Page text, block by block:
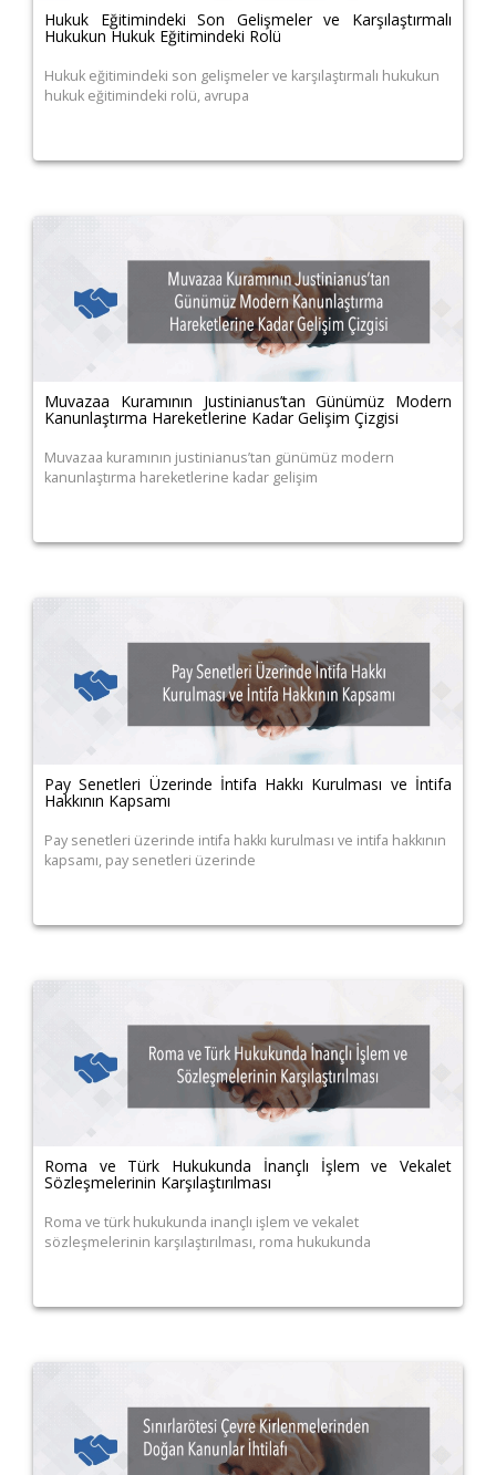
Hukuk Eğitimindeki Son Gelişmeler ve Karşılaştırmalı
Hukukun Hukuk Eğitimindeki Rolü
Hukuk eğitimindeki son gelişmeler ve karşılaştırmalı hukukun
hukuk eğitimindeki rolü, avrupa
Muvazaa Kuramının Justinianus’tan Günümüz Modern
Kanunlaştırma Hareketlerine Kadar Gelişim Çizgisi
Muvazaa kuramının justinianus’tan günümüz modern
kanunlaştırma hareketlerine kadar gelişim
Pay Senetleri Üzerinde İntifa Hakkı Kurulması ve İntifa
Hakkının Kapsamı
Pay senetleri üzerinde intifa hakkı kurulması ve intifa hakkının
kapsamı, pay senetleri üzerinde
Roma ve Türk Hukukunda İnançlı İşlem ve Vekalet
Sözleşmelerinin Karşılaştırılması
Roma ve türk hukukunda inançlı işlem ve vekalet
sözleşmelerinin karşılaştırılması, roma hukukunda